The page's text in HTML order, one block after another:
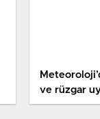
ve rüzgar